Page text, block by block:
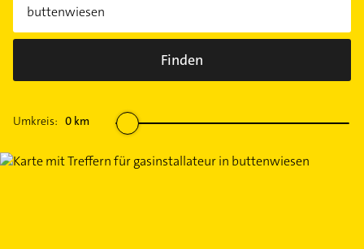
Finden
Umkreis: 0 km